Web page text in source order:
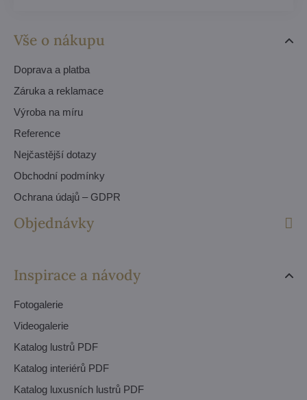
Vše o nákupu
Doprava a platba
Záruka a reklamace
Výroba na míru
Reference
Nejčastější dotazy
Obchodní podmínky
Ochrana údajů – GDPR
Objednávky
Inspirace a návody
Fotogalerie
Videogalerie
Katalog lustrů PDF
Katalog interiérů PDF
Katalog luxusních lustrů PDF